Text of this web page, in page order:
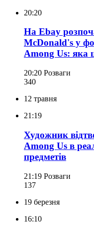
20:20
На Ebay
McDonald's у
Among Us: яка
20:20 Розваги
340
12 травня
21:19
Художник
Among Us в
предметів
21:19 Розваги
137
19 березня
16:10